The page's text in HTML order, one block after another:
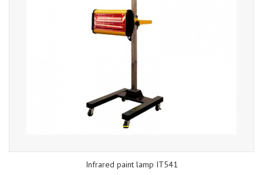
Infrared paint lamp IT541